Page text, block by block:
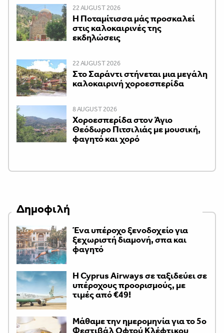
22 AUGUST 2026
Η Ποταμίτισσα μάς προσκαλεί
στις καλοκαιρινές της
εκδηλώσεις
22 AUGUST 2026
Στο Σαράντι στήνεται μια μεγάλη
καλοκαιρινή χοροεσπερίδα
8 AUGUST 2026
Χοροεσπερίδα στον Άγιο
Θεόδωρο Πιτσιλιάς με μουσική,
φαγητό και χορό
Δημοφιλή
Ένα υπέροχο ξενοδοχείο για
ξεχωριστή διαμονή, σπα και
φαγητό
H Cyprus Airways σε ταξιδεύει σε
υπέροχους προορισμούς, με
τιμές από €49!
Μάθαμε την ημερομηνία για το 5ο
Φεστιβάλ Οφτού Κλέφτικου